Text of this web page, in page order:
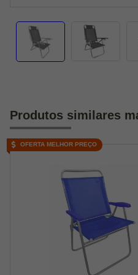
Produtos similares
OFERTA MELHOR PREÇO